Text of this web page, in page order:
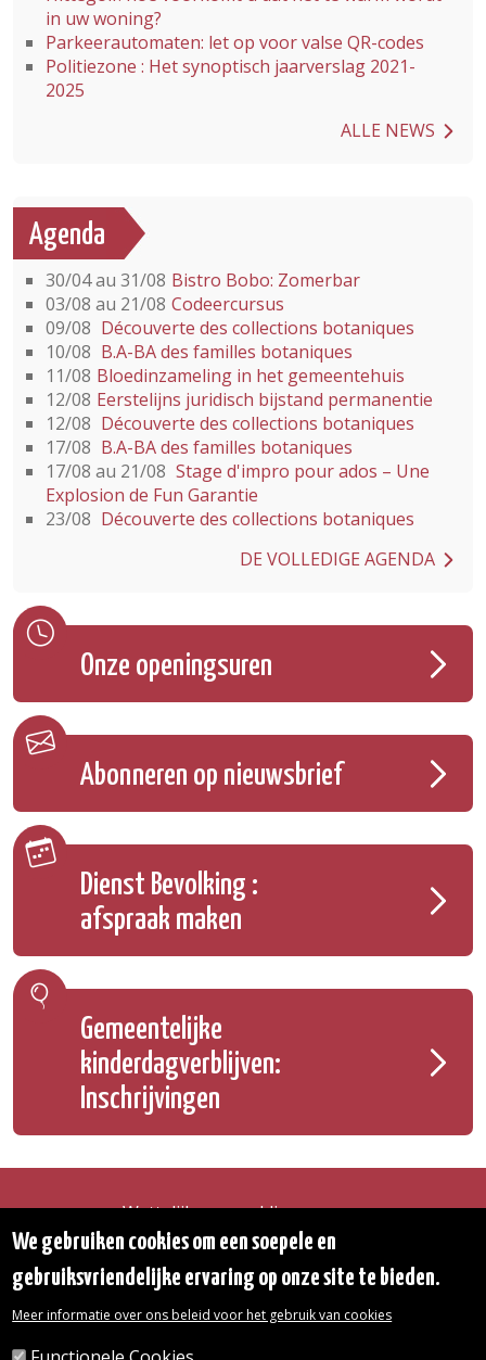
in uw woning?
Parkeerautomaten: let op voor valse QR-codes
Politiezone : Het synoptisch jaarverslag 2021-
2025
ALLE NEWS
Agenda
30/04 au 31/08 Bistro Bobo: Zomerbar
03/08 au 21/08 Codeercursus
09/08 Découverte des collections botaniques
10/08 B.A-BA des familles botaniques
11/08 Bloedinzameling in het gemeentehuis
12/08 Eerstelijns juridisch bijstand permanentie
12/08 Découverte des collections botaniques
17/08 B.A-BA des familles botaniques
17/08 au 21/08 Stage d'impro pour ados – Une
Explosion de Fun Garantie
23/08 Découverte des collections botaniques
DE VOLLEDIGE AGENDA
Onze openingsuren
Abonneren op nieuwsbrief
Dienst Bevolking :
afspraak maken
Gemeentelijke
kinderdagverblijven:
Inschrijvingen
Wettelijke vermeldingen
Toegankelijkheidsverklaring
Toegang tot het Gemeentehuis
De gemeente diensten
We gebruiken cookies om een soepele en
gebruiksvriendelijke ervaring op onze site te bieden.
Meer informatie over ons beleid voor het gebruik van cookies